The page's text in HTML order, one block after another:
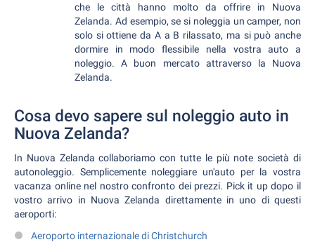
che le città hanno molto da offrire in Nuova
Zelanda. Ad esempio, se si noleggia un camper, non
solo si ottiene da A a B rilassato, ma si può anche
dormire in modo flessibile nella vostra auto a
noleggio. A buon mercato attraverso la Nuova
Zelanda.
Cosa devo sapere sul noleggio auto in
Nuova Zelanda?
In Nuova Zelanda collaboriamo con tutte le più note società di
autonoleggio. Semplicemente noleggiare un'auto per la vostra
vacanza online nel nostro confronto dei prezzi. Pick it up dopo il
vostro arrivo in Nuova Zelanda direttamente in uno di questi
aeroporti:
Aeroporto internazionale di Christchurch